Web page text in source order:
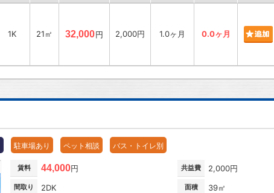
1K 21㎡ 32,000円 2,000円 1.0ヶ月 0.0ヶ月
駐車場あり ペット相談 バス・トイレ別
賃料 44,000円 共益費 2,000円
間取り 2DK 面積 39㎡